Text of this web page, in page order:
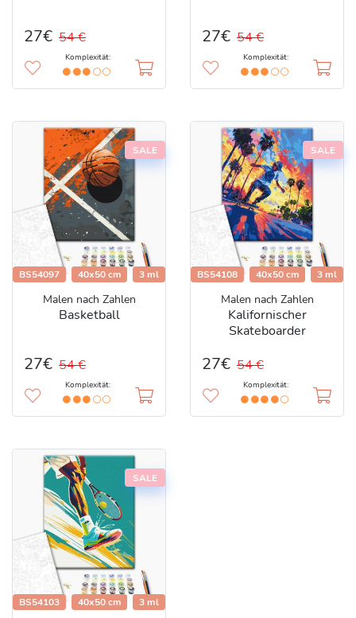
27€ 54 €
Komplexität:
27€ 54 €
Komplexität:
SALE
BS54097 40x50 cm 3 ml
Malen nach Zahlen
Basketball
27€ 54 €
Komplexität:
SALE
BS54108 40x50 cm 3 ml
Malen nach Zahlen
Kalifornischer
Skateboarder
27€ 54 €
Komplexität:
SALE
BS54103 40x50 cm 3 ml